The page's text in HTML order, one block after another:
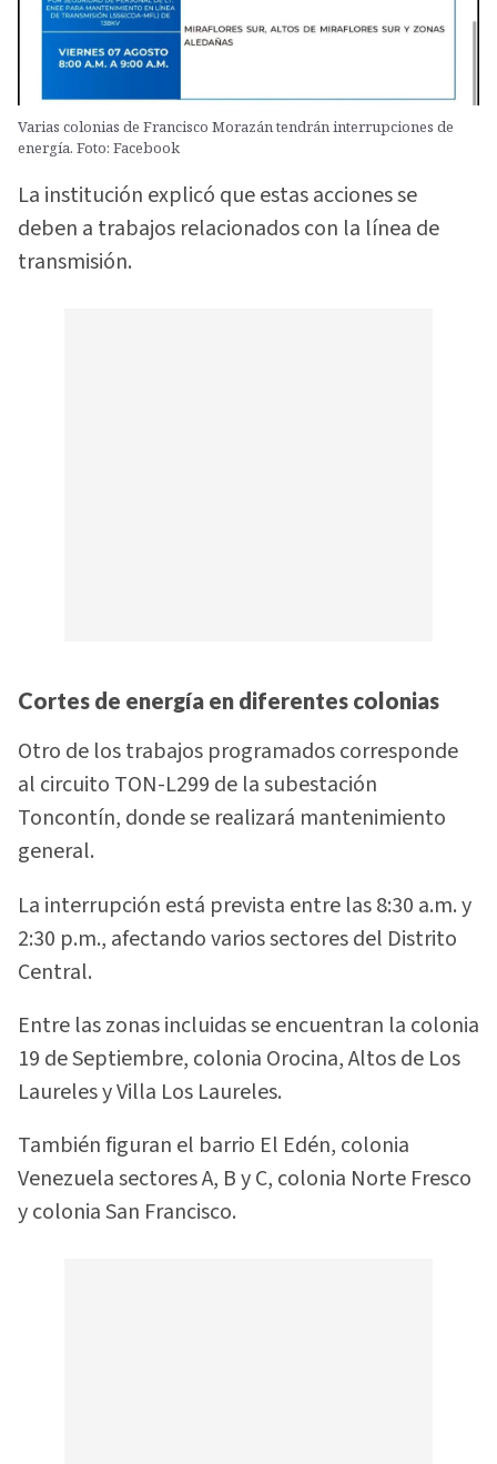
Varias colonias de Francisco Morazán tendrán interrupciones de
energía. Foto: Facebook
La institución explicó que estas acciones se
deben a trabajos relacionados con la línea de
transmisión.
Cortes de energía en diferentes colonias
Otro de los trabajos programados corresponde
al circuito TON-L299 de la subestación
Toncontín, donde se realizará mantenimiento
general.
La interrupción está prevista entre las 8:30 a.m. y
2:30 p.m., afectando varios sectores del Distrito
Central.
Entre las zonas incluidas se encuentran la colonia
19 de Septiembre, colonia Orocina, Altos de Los
Laureles y Villa Los Laureles.
También figuran el barrio El Edén, colonia
Venezuela sectores A, B y C, colonia Norte Fresco
y colonia San Francisco.